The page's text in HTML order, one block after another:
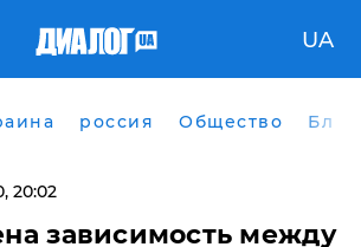
UA
россия Общество
20:02
зависимость между